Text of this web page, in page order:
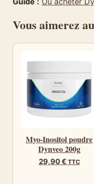
Vous aimerez
Myo-Inositol poudre
Dynveo 200g
29,90€ TTC